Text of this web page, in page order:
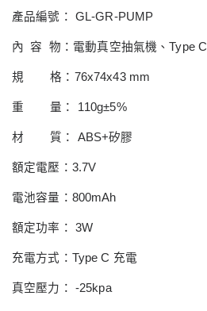
產品編號： GL-GR-PUMP
內 容 物：電動真空抽氣機、Type C
規 格： 76x74x43 mm
重 量： 110g±5%
材 質： ABS+矽膠
額定電壓： 3.7V
電池容量： 800mAh
額定功率： 3W
充電方式： Type C 充電
真空壓力： -25kpa